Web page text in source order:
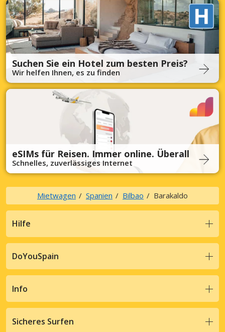
Suchen Sie ein Hotel zum besten Preis?
Wir helfen Ihnen, es zu finden
eSIMs für Reisen. Immer online. Überall
Schnelles, zuverlässiges Internet
Mietwagen Spanien Bilbao Barakaldo
Hilfe
DoYouSpain
Info
Sicheres Surfen